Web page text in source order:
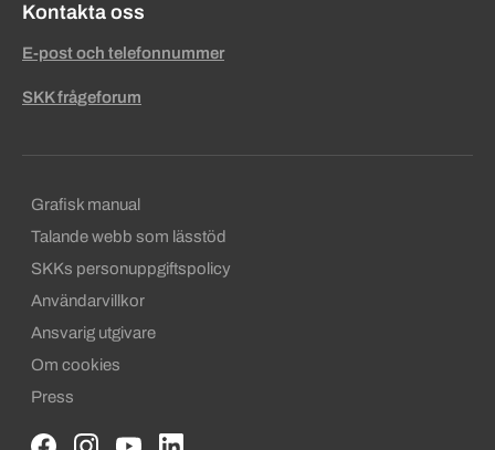
Kontakta oss
E-post och telefonnummer
SKK frågeforum
Sekundära sidfotslänkar
Grafisk manual
Talande webb som lässtöd
SKKs personuppgiftspolicy
Användarvillkor
Ansvarig utgivare
Om cookies
Press